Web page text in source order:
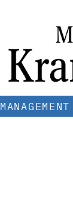
MANAGEMENT